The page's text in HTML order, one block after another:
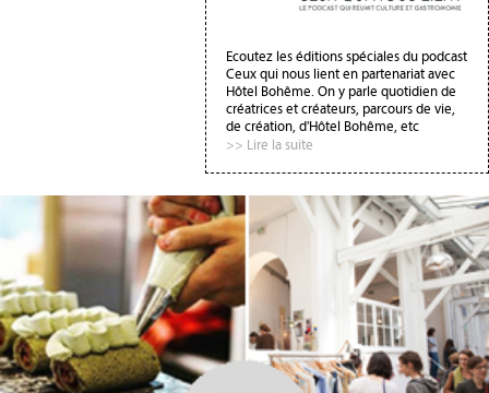
Ecoutez les éditions spéciales du podcast
Ceux qui nous lient en partenariat avec
Hôtel Bohême. On y parle quotidien de
créatrices et créateurs, parcours de vie,
de création, d'Hôtel Bohême, etc
>> Lire la suite